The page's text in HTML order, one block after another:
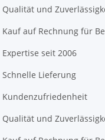
Qualität und
Kauf auf Rechnung für
Expertise seit 2006
Schnelle Lieferung
Kundenzufriedenheit
Qualität und